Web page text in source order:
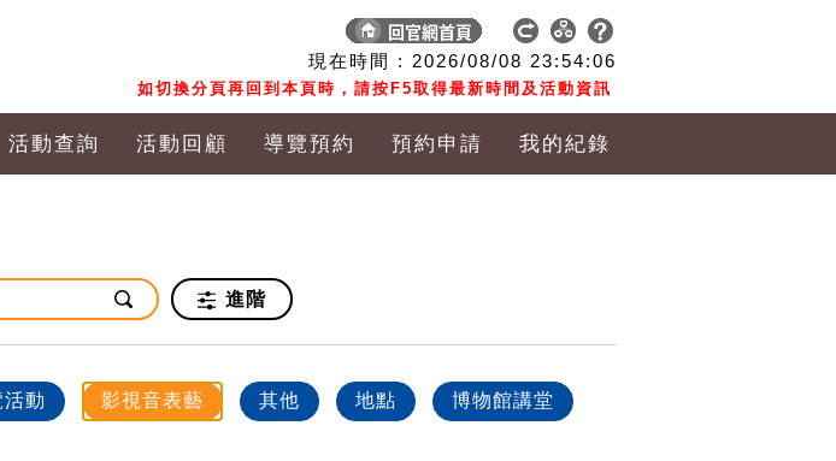
現在時間 : 2026/08/08 23:54:06
如切換分頁再回到本頁時，請按F5取得最新時間及活動資訊
活動查詢 活動回顧 導覽預約 預約申請 我的紀錄
進階
動 影視音表藝 其他 地點 博物館講堂